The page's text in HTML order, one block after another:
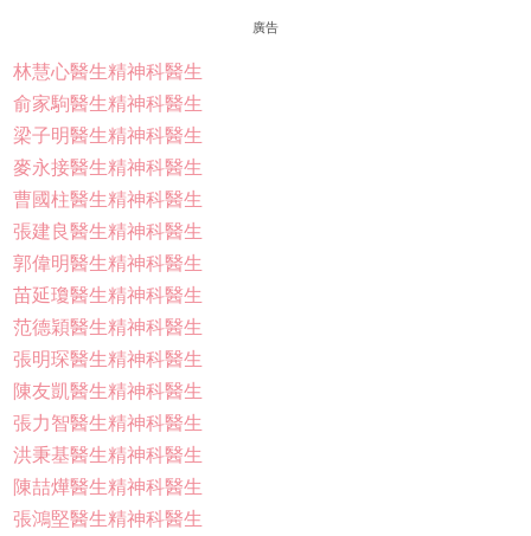
廣告
林慧心醫生精神科醫生
俞家駒醫生精神科醫生
梁子明醫生精神科醫生
麥永接醫生精神科醫生
曹國柱醫生精神科醫生
張建良醫生精神科醫生
郭偉明醫生精神科醫生
苗延瓊醫生精神科醫生
范德穎醫生精神科醫生
張明琛醫生精神科醫生
陳友凱醫生精神科醫生
張力智醫生精神科醫生
洪秉基醫生精神科醫生
陳喆燁醫生精神科醫生
張鴻堅醫生精神科醫生